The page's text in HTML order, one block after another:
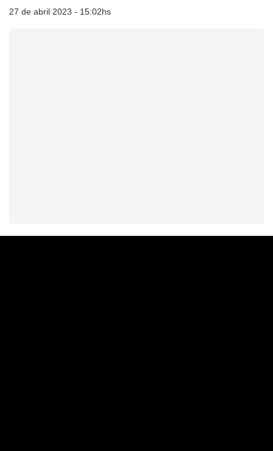
27 de abril 2023 - 15:02hs